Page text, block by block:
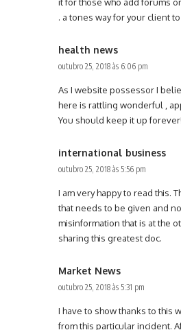
. a tones way for your client
health news
outubro 25, 2018 às 6:06 pm
As I website possessor I
here is rattling wonderful ,
You should keep it up
international business
outubro 25, 2018 às 5:56 pm
I am very happy to read this.
that needs to be given and
misinformation that is at the
sharing this greatest doc.
Market News
outubro 25, 2018 às 5:31 pm
I have to show thanks to this
from this particular incident.